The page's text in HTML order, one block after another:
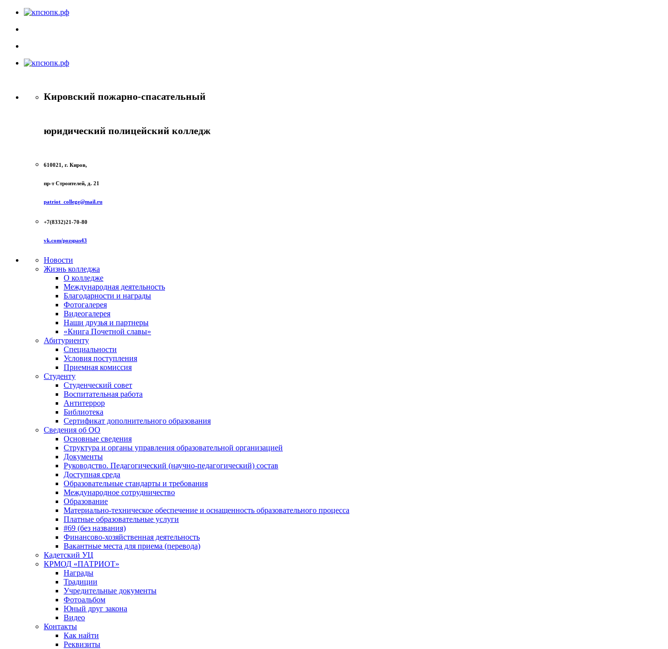
Кировский пожарно-спасательный
юридический полицейский колледж
610021, г. Киров,
пр-т Строителей, д. 21
patriot_college@mail.ru
+7(8332)21-70-80
vk.com/pozspas43
Новости
Жизнь колледжа
О колледже
Международная деятельность
Благодарности и награды
Фотогалерея
Видеогалерея
Наши друзья и партнеры
«Книга Почетной славы»
Абитуриенту
Специальности
Условия поступления
Приемная комиссия
Студенту
Студенческий совет
Воспитательная работа
Антитеррор
Библиотека
Сертификат дополнительного образования
Сведения об ОО
Основные сведения
Структура и органы управления образовательной организацией
Документы
Руководство. Педагогический (научно-педагогический) состав
Доступная среда
Образовательные стандарты и требования
Международное сотрудничество
Образование
Материально-техническое обеспечение и оснащенность образовательного процесса
Платные образовательные услуги
#69 (без названия)
Финансово-хозяйственная деятельность
Вакантные места для приема (перевода)
Кадетский УЦ
КРМОД «ПАТРИОТ»
Награды
Традиции
Учредительные документы
Фотоальбом
Юный друг закона
Видео
Контакты
Как найти
Реквизиты